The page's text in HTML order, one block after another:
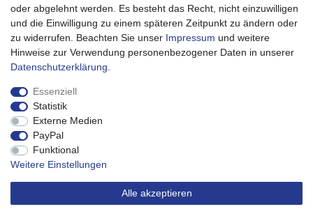
Service
Datenschutzerklärung
AGB
Barrierefreiheitserklärung
Über uns
Karriere
oder abgelehnt werden. Es besteht das Recht, nicht einzuwilligen
und die Einwilligung zu einem späteren Zeitpunkt zu ändern oder
zu widerrufen. Beachten Sie unser Impressum und weitere
Hinweise zur Verwendung personenbezogener Daten in unserer
Daten­schutz­erklärung
Essenziell
Statistik
Externe Medien
PayPal
Funktional
Weitere Einstellungen
Alle akzeptieren